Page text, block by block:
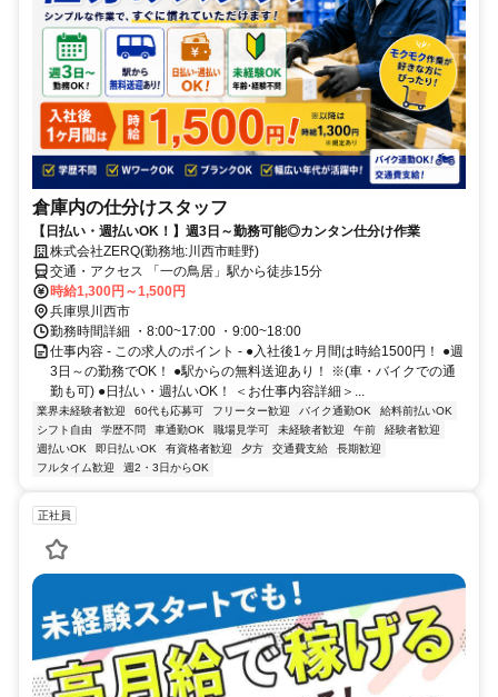
倉庫内の仕分けスタッフ
【日払い・週払いOK！】週3日～勤務可能◎カンタン仕分け作業
株式会社ZERQ(勤務地:川西市畦野)
交通・アクセス 「一の鳥居」駅から徒歩15分
時給1,300円～1,500円
兵庫県川西市
勤務時間詳細 ・8:00~17:00 ・9:00~18:00
仕事内容 - この求人のポイント - ●入社後1ヶ月間は時給1500円！ ●週
3日～の勤務でOK！ ●駅からの無料送迎あり！ ※(車・バイクでの通
勤も可) ●日払い・週払いOK！ ＜お仕事内容詳細＞...
業界未経験者歓迎 60代も応募可 フリーター歓迎 バイク通勤OK
給料前払いOK
シフト自由
学歴不問 車通勤OK 職場見学可 未経験者歓迎 午前
経験者歓迎
週払いOK
即日払いOK 有資格者歓迎 夕方 交通費支給
長期歓迎
フルタイム歓迎
週2・3日からOK
正社員